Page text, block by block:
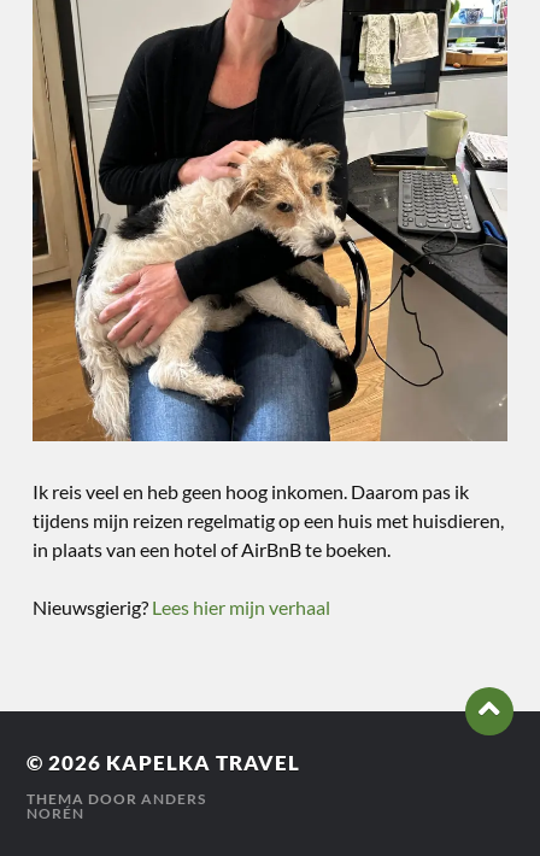
Ik reis veel en heb geen hoog inkomen. Daarom pas ik
tijdens mijn reizen regelmatig op een huis met huisdieren,
in plaats van een hotel of AirBnB te boeken.
Nieuwsgierig? Lees hier mijn verhaal
© 2026 KAPELKA TRAVEL
THEMA DOORANDERS
NORÉN